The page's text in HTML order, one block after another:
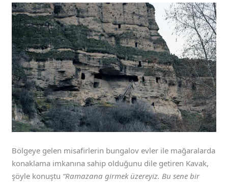
Bölgeye gelen misafirlerin bungalov evler ile mağaralarda
konaklama imkanına sahip olduğunu dile getiren Kavak,
şöyle konuştu “Ramazana girmek üzereyiz. Bu sene bir